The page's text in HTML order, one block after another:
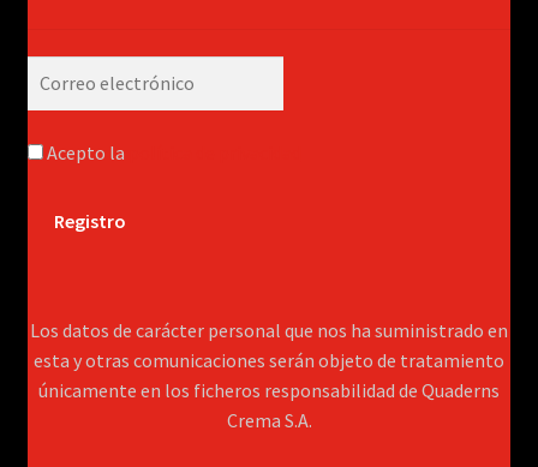
Acepto la
Los datos de carácter personal que nos ha suministrado en
esta y otras comunicaciones serán objeto de tratamiento
únicamente en los ficheros responsabilidad de Quaderns
Crema S.A.